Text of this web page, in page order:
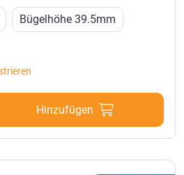
Bügelhöhe 39.5mm
Hinzufügen